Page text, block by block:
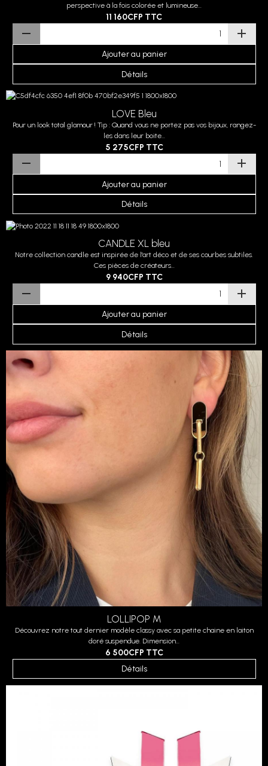
perspective à la fois colorée et lumineuse...
11 160CFP TTC
Ajouter au panier
Détails
LOVE Bleu
Pour un look total glamour ! Tip : Quand vous ne portez pas vos bijoux, rangez-
les dans leur boite...
5 275CFP TTC
Ajouter au panier
Détails
CANDLE XL bleu
Notre collection candle est inspirée de l'art déco et de ses courbes subtiles.
Ces pièces de créateurs...
9 940CFP TTC
Ajouter au panier
Détails
LOLLIPOP M
Découvrez notre tout dernier modèle classy avec sa petite chaine en laiton
doré suspendue. Dimension...
6 500CFP TTC
Détails